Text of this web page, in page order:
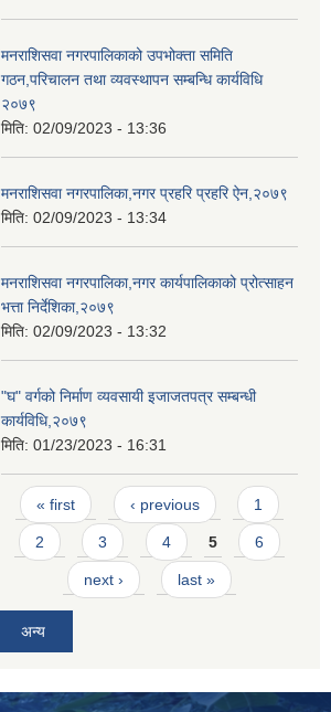
मनराशिसवा नगरपालिकाको उपभोक्ता समिति
गठन,परिचालन तथा व्यवस्थापन सम्बन्धि कार्यविधि
२०७९
मिति: 02/09/2023 - 13:36
मनराशिसवा नगरपालिका,नगर प्रहरि प्रहरि ऐन,२०७९
मिति: 02/09/2023 - 13:34
मनराशिसवा नगरपालिका,नगर कार्यपालिकाको प्रोत्साहन
भत्ता निर्देशिका,२०७९
मिति: 02/09/2023 - 13:32
"घ" वर्गको निर्माण व्यवसायी इजाजतपत्र सम्बन्धी
कार्यविधि,२०७९
मिति: 01/23/2023 - 16:31
Pages
« first ‹ previous 1
2 3 4 5 6
next › last »
अन्य